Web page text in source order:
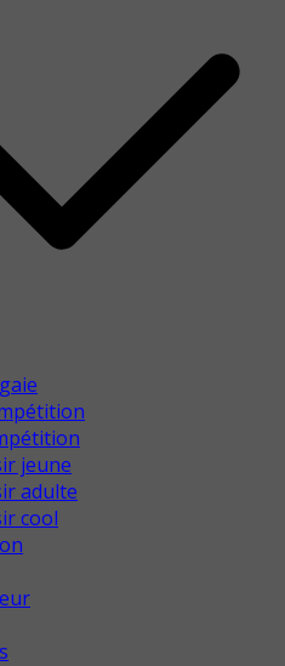
jeune
adulte
cool